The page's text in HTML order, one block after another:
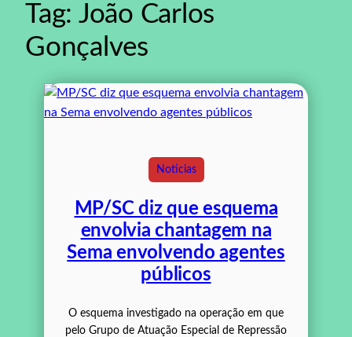
Tag: João Carlos
Gonçalves
Noticias
MP/SC diz que esquema
envolvia chantagem na
Sema envolvendo agentes
públicos
O esquema investigado na operação em que
pelo Grupo de Atuação Especial de Repressão